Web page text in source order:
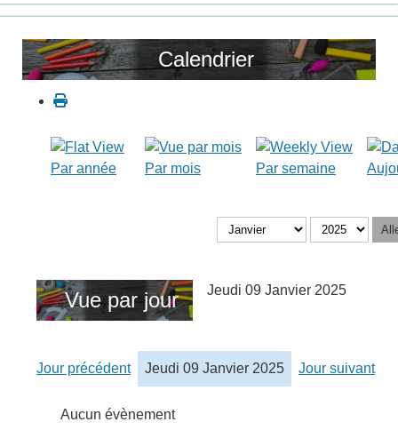
Calendrier
Par année Par mois Par semaine
Vue par jour Jeudi 09 Janvier 2025
Jour précédent Jeudi 09 Janvier 2025 Jour suivant
Aucun évènement